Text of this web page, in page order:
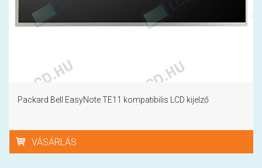
Packard Bell EasyNote TE11 kompatibilis LCD kijelző
VÁSÁRLÁS